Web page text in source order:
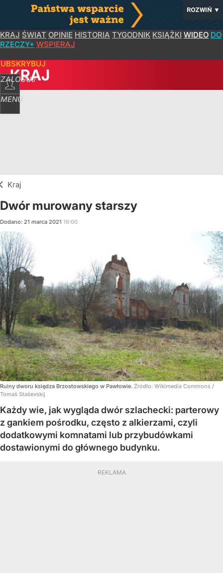
ROZWIŃ ▼
KRAJ ŚWIAT OPINIE HISTORIA TYGODNIK KSIĄŻKI WIDEO DO
RZECZY+ WSPIERAJ
ZALOGUJ
MENU
KRAJ
Kraj
Dwór murowany starszy
Dodano: 21 marca 2021 16:00
Ruiny dworu księdza Brzostowskiego w Pawłowie. Źródło: Wikimedia Commons /
Tomaš Staševskij
Każdy wie, jak wygląda dwór szlachecki: parterowy
z gankiem pośrodku, często z alkierzami, czyli
dodatkowymi komnatami lub przybudówkami
dostawionymi do głównego budynku.